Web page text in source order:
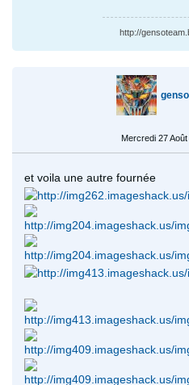
http://
Mercredi 27
et voila une autre fournée